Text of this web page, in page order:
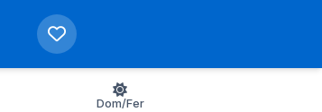
Dom/Fer